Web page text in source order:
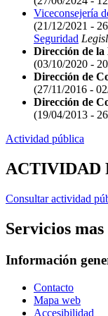
Viceconsejería
(21/12/2021 -
Seguridad
Dirección de
(03/10/2020 -
Dirección de
(27/11/2016 -
Dirección de
(19/04/2013 -
Actividad pública
ACTIVIDAD
Consultar actividad
Servicios
Información
Contacto
Mapa web
Accesibilidad